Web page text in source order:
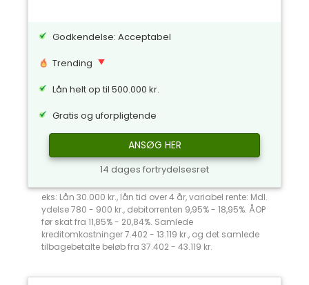
Godkendelse: Acceptabel
Trending
Lån helt op til 500.000 kr.
Gratis og uforpligtende
ANSØG HER
14 dages fortrydelsesret
eks: Lån 30.000 kr., lån tid over 4 år, variabel rente: Mdl.
ydelse 780 - 900 kr., debitorrenten 9,95% - 18,95%. ÅOP
før skat fra 11,85% - 20,84%. Samlede
kreditomkostninger 7.402 - 13.119 kr., og det samlede
tilbagebetalte beløb fra 37.402 - 43.119 kr.